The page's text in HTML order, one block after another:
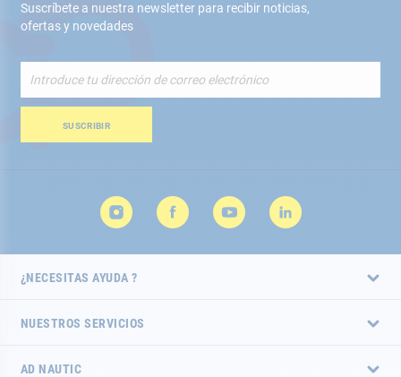
Suscríbete a nuestra newsletter para recibir noticias,
ofertas y novedades
nuestro
de
SUSCRIBIR
¿NECESITAS AYUDA ?
NUESTROS SERVICIOS
AD NAUTIC